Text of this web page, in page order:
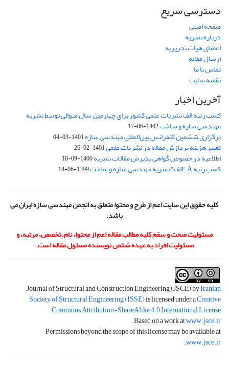
دسترسی سریع
صفحه اصلی
درباره نشریه
اعضای هیات تحریریه
ارسال مقاله
تماس با ما
نقشه سایت
آخرین اخبار
کسب رتبه الف نشریات علمی کشور برای چهارمین سال متوالی توسط نشریه
مهندسی سازه و ساخت1402-06-17
برگزاری ششمین کنفرانس بین‌المللی مهندسی سازه1401-03-04
تغییر هزینه پردازش مقاله در نشریات علمی1401-02-26
اطلاعیه در خصوص گواهی پذیرش مقالات نشریه1400-09-18
کسب رتبه A "الف" نشریه مهندسی سازه و ساخت 1399-06-18
کلیه حقوق این سایت اعم از طرح و محتوا متعلق به انجمن مهندسی سازه ایران می
باشد.
مسئولیت صحت و سقم کلیه مطالب مقاله اعم از محتوا، نام، تخصص، مرتبه، و
مسئولیت افراد به عهده شخص نویسنده مسئول مقاله است.
Journal of Structural and Construction Engineering (JSCE) byIranian
Society of Structural Engineering (ISSE)is licensed under aCreative
Commons Attribution-ShareAlike 4.0 International License
.
Based on a work atwww.jsce.ir
.
Permissions beyond the scope of this license may be available at
www.jsce.ir
.